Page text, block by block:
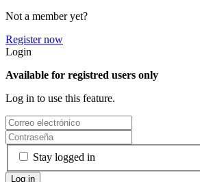
Not a member yet?
Register now
Login
Available for registred users only
Log in to use this feature.
Stay logged in